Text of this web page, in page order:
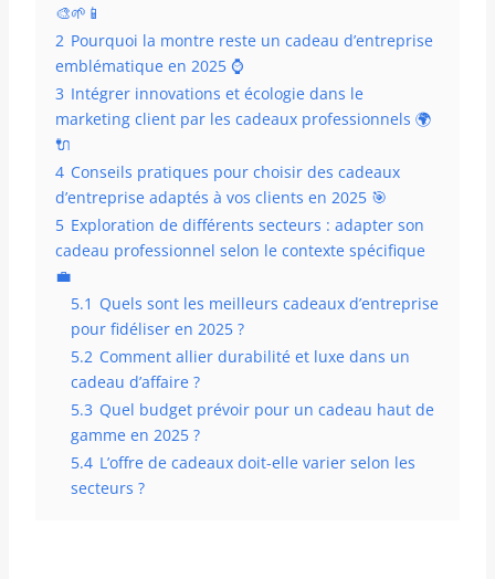
🎨🌱📱
2 Pourquoi la montre reste un cadeau d’entreprise
emblématique en 2025 ⌚️
3 Intégrer innovations et écologie dans le
marketing client par les cadeaux professionnels 🌍
🔌
4 Conseils pratiques pour choisir des cadeaux
d’entreprise adaptés à vos clients en 2025 🎯
5 Exploration de différents secteurs : adapter son
cadeau professionnel selon le contexte spécifique
💼
5.1 Quels sont les meilleurs cadeaux d’entreprise
pour fidéliser en 2025 ?
5.2 Comment allier durabilité et luxe dans un
cadeau d’affaire ?
5.3 Quel budget prévoir pour un cadeau haut de
gamme en 2025 ?
5.4 L’offre de cadeaux doit-elle varier selon les
secteurs ?